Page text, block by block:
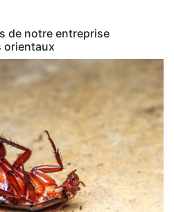
de notre entreprise
orientaux